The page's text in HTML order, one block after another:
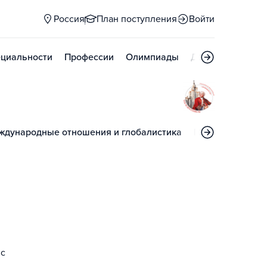
Россия План поступления Войти
Профессии Олимпиады Дни открытых
отношения и глобалистика Механика и